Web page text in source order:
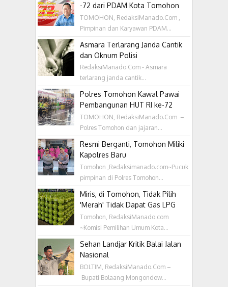
-72 dari PDAM Kota Tomohon
TOMOHON, RedaksiManado.Com ,
Pimpinan dan Karyawan PDAM...
Asmara Terlarang Janda Cantik
dan Oknum Polisi
RedaksiManado.Com - Asmara
terlarang janda cantik...
Polres Tomohon Kawal Pawai
Pembangunan HUT RI ke-72
TOMOHON, RedaksiManado.Com –
Polres Tomohon dan jajaran...
Resmi Berganti, Tomohon Miliki
Kapolres Baru
Tomohon ,Redaksimanado.com~Pucuk
pimpinan di Polres Tomohon...
Miris, di Tomohon, Tidak Pilih
'Merah' Tidak Dapat Gas LPG
Tomohon, RedaksiManado.com
~Komisi Pemilihan Umum Kota...
Sehan Landjar Kritik Balai Jalan
Nasional
BOLTIM, RedaksiManado.Com –
Bupati Bolaang Mongondow...